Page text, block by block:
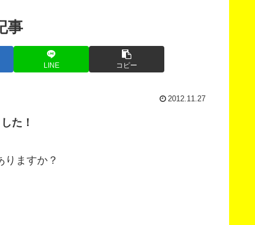
事
LINE コピー
2012.11.27
た！
りますか？